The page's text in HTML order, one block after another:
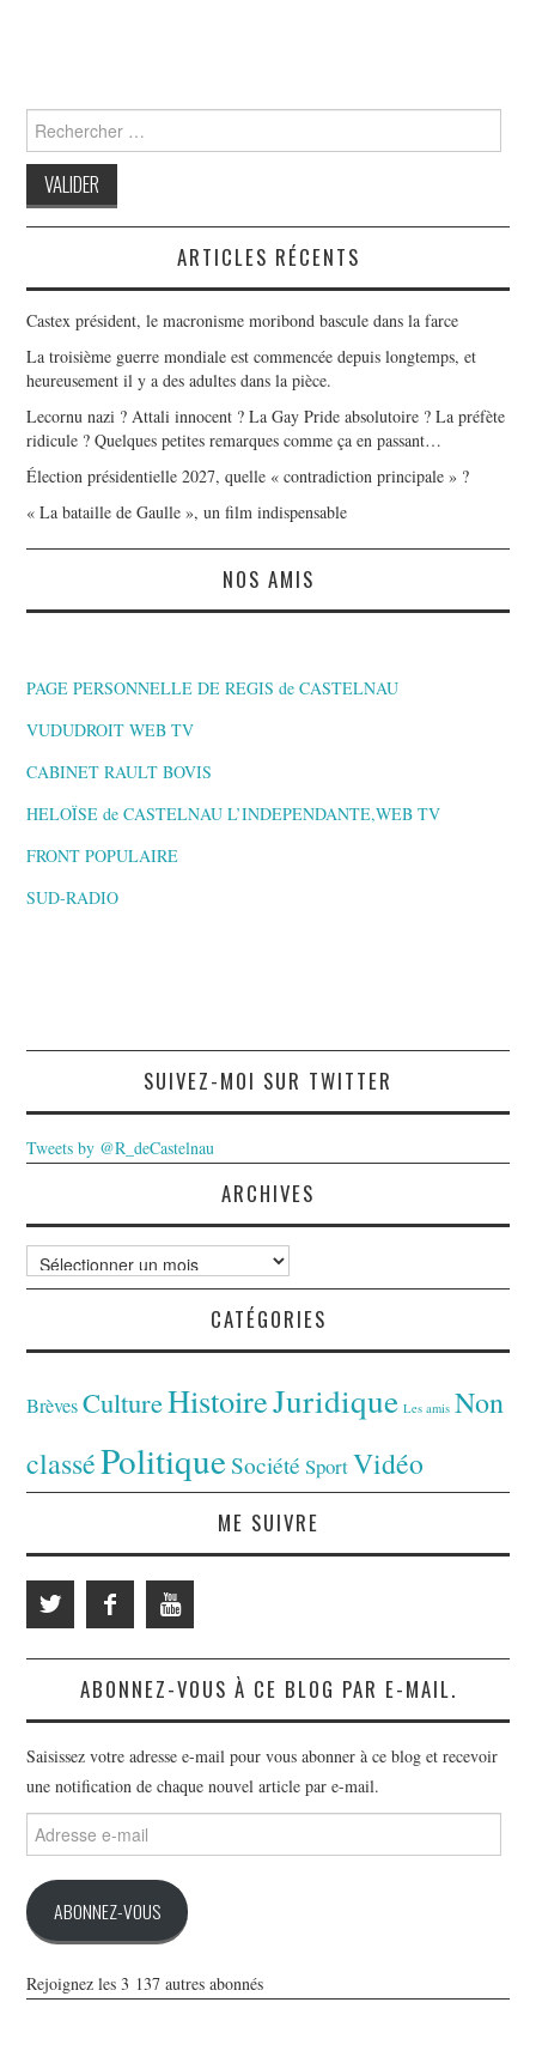
Search
for:
ARTICLES RÉCENTS
Castex président, le macronisme moribond bascule dans la farce
La troisième guerre mondiale est commencée depuis longtemps, et
heureusement il y a des adultes dans la pièce.
Lecornu nazi ? Attali innocent ? La Gay Pride absolutoire ? La préfète
ridicule ? Quelques petites remarques comme ça en passant…
Élection présidentielle 2027, quelle « contradiction principale » ?
« La bataille de Gaulle », un film indispensable
NOS AMIS
PAGE PERSONNELLE DE REGIS de CASTELNAU
VUDUDROIT WEB TV
CABINET RAULT BOVIS
HELOÏSE de CASTELNAU L’INDEPENDANTE,WEB TV
FRONT POPULAIRE
SUD-RADIO
SUIVEZ-MOI SUR TWITTER
Tweets by @R_deCastelnau
ARCHIVES
Archives
CATÉGORIES
Brèves CultureHistoireJuridique Les amis Non
classéPolitiqueSociété SportVidéo
ME SUIVRE
ABONNEZ-VOUS À CE BLOG PAR E-MAIL.
Saisissez votre adresse e-mail pour vous abonner à ce blog et recevoir
une notification de chaque nouvel article par e-mail.
Adresse
e-
ABONNEZ-VOUS
Rejoignez les 3 137 autres abonnés